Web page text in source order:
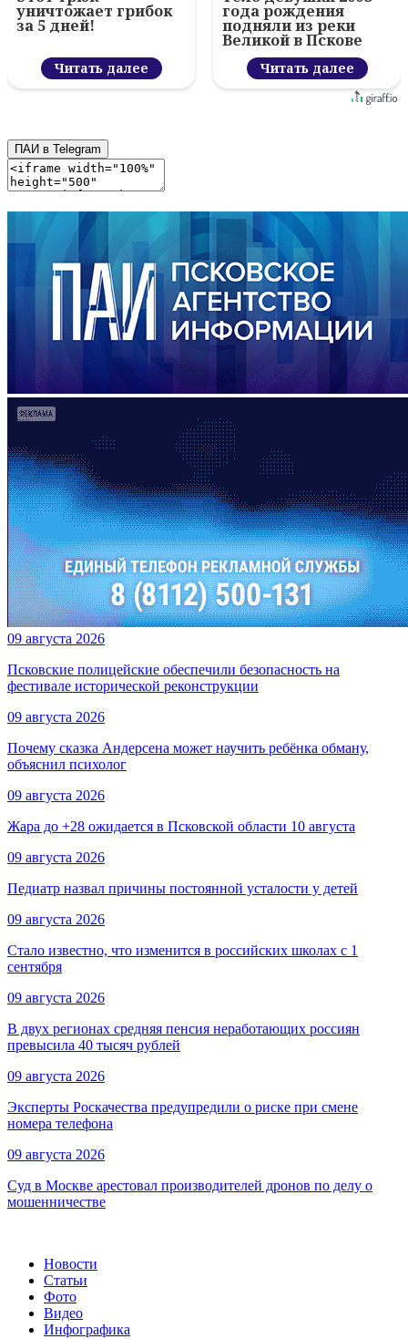
уничтожает грибок
за 5 дней!
Читать далее
года рождения
подняли из реки
Великой в Пскове
Читать далее
ПАИ в Telegram
09 августа 2026
Псковские полицейские обеспечили безопасность на
фестивале исторической реконструкции
09 августа 2026
Почему сказка Андерсена может научить ребёнка обману,
объяснил психолог
09 августа 2026
Жара до +28 ожидается в Псковской области 10 августа
09 августа 2026
Педиатр назвал причины постоянной усталости у детей
09 августа 2026
Стало известно, что изменится в российских школах с 1
сентября
09 августа 2026
В двух регионах средняя пенсия неработающих россиян
превысила 40 тысяч рублей
09 августа 2026
Эксперты Роскачества предупредили о риске при смене
номера телефона
09 августа 2026
Суд в Москве арестовал производителей дронов по делу о
мошенничестве
Новости
Статьи
Фото
Видео
Инфографика